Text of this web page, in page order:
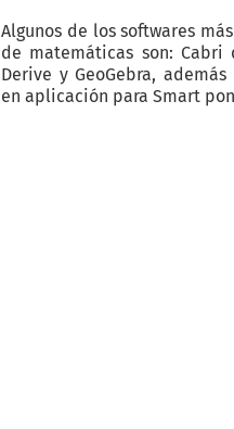
Algunos de los softwares
de matemáticas son:
Derive y GeoGebra,
en aplicación para Smart